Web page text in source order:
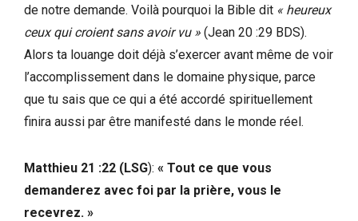
de notre demande. Voilà pourquoi la Bible dit « heureux
ceux qui croient sans avoir vu » (Jean 20 :29 BDS).
Alors ta louange doit déjà s’exercer avant même de voir
l’accomplissement dans le domaine physique, parce
que tu sais que ce qui a été accordé spirituellement
finira aussi par être manifesté dans le monde réel.
Matthieu 21 :22 (LSG): « Tout ce que vous
demanderez avec foi par la prière, vous le
recevrez. »